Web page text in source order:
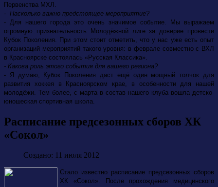
Первенства МХЛ.
- Насколько важно предстоящее мероприятие?
- Для нашего города это очень значимое событие. Мы выражаем
огромную признательность Молодёжной лиге за доверие провести
Кубок Поколения. При этом стоит отметить, что у нас уже есть опыт
организаций мероприятий такого уровня: в феврале совместно с ВХЛ
в Красноярске состоялась «Русская Классика».
- Какова роль этого события для вашего региона?
- Я думаю, Кубок Поколения даст ещё один мощный толчок для
развития хоккея в Красноярском крае, в особенности для нашей
молодёжи. Тем более, с марта в состав нашего клуба вошла детско-
юношеская спортивная школа.
Расписание предсезонных сборов ХК
«Сокол»
Создано: 11 июля 2012
Стало известно расписание предсезонных сборов
ХК «Сокол». После прохождения медицинского